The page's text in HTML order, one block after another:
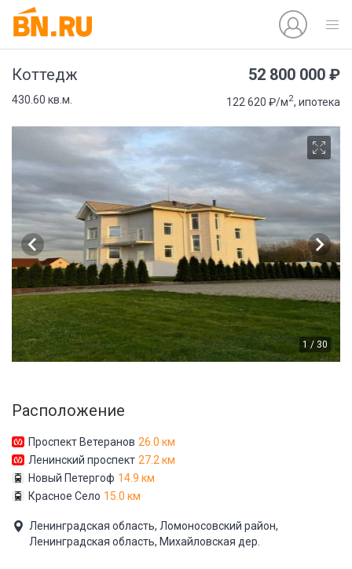
Коттедж 52 800 000 ₽
430.60 кв.м. 122 620 ₽/м2, ипотека
1 / 30
Расположение
Проспект Ветеранов 26.0 км
Ленинский проспект 27.2 км
Новый Петергоф 14.9 км
Красное Село 15.0 км
Ленинградская область, Ломоносовский район,
Ленинградская область, Михайловская дер.